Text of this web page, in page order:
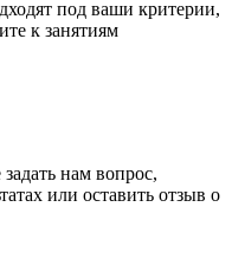
под ваши критерии,
к занятиям
нам вопрос,
или оставить отзыв о